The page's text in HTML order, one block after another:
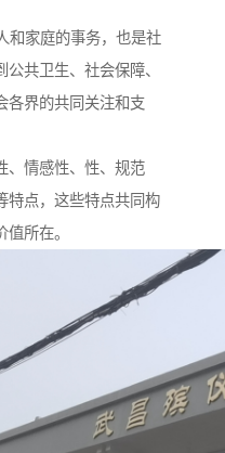
和家庭的事务，也是社
共卫生、社会保障、
各界的共同关注和支
、情感性、性、规范
特点，这些特点共同构
所在。